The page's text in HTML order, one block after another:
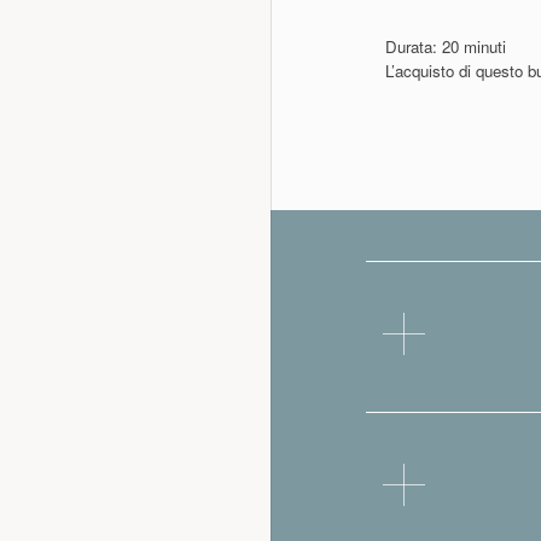
Durata: 20 minuti
L’acquisto di questo